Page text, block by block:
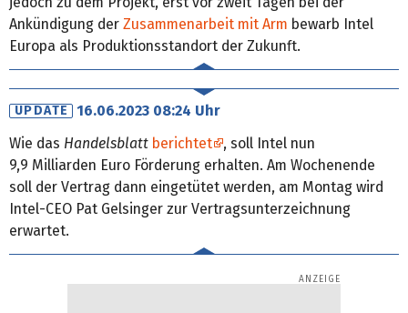
Ankündigung der Zusammenarbeit mit Arm bewarb Intel
Europa als Produktionsstandort der Zukunft.
UPDATE
16.06.2023 08:24 Uhr
Wie das Handelsblatt berichtet
, soll Intel nun
9,9 Milliarden Euro Förderung erhalten. Am Wochenende
soll der Vertrag dann eingetütet werden, am Montag wird
Intel-CEO Pat Gelsinger zur Vertragsunterzeichnung
erwartet.